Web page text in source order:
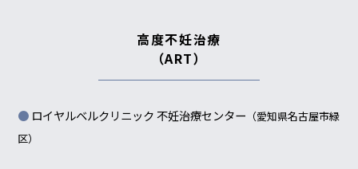
高度不妊治療
（ART）
ロイヤルベルクリニック 不妊治療センター （愛知県名古屋市緑
区）